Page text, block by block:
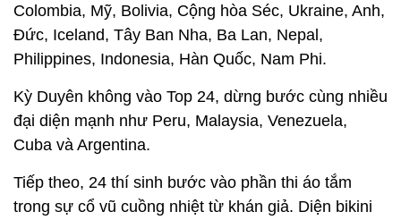
Colombia, Mỹ, Bolivia, Cộng hòa Séc, Ukraine, Anh,
Đức, Iceland, Tây Ban Nha, Ba Lan, Nepal,
Philippines, Indonesia, Hàn Quốc, Nam Phi.
Kỳ Duyên không vào Top 24, dừng bước cùng nhiều
đại diện mạnh như Peru, Malaysia, Venezuela,
Cuba và Argentina.
Tiếp theo, 24 thí sinh bước vào phần thi áo tắm
trong sự cổ vũ cuồng nhiệt từ khán giả. Diện bikini